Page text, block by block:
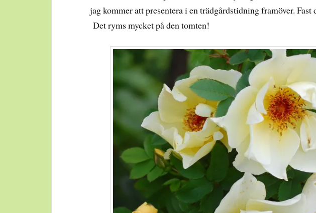
jag kommer att presentera i en trädgårdstidning framöver. Fast
Det ryms mycket på den tomten!